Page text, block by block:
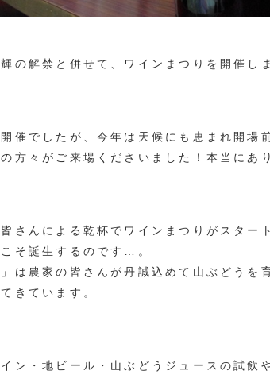
の解禁と併せて、ワインまつりを開催し
催でしたが、今年は天候にも恵まれ開場
方々がご来場くださいました！本当にあ
さんによる乾杯でワインまつりがスター
そ誕生するのです…。
は農家の皆さんが丹誠込めて山ぶどうを
きています。
ン・地ビール・山ぶどうジュースの試飲